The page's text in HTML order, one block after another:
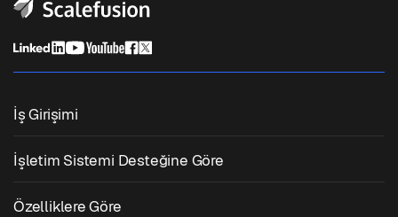
İş Girişimi
İşletim Sistemi Desteğine Göre
Özelliklere Göre